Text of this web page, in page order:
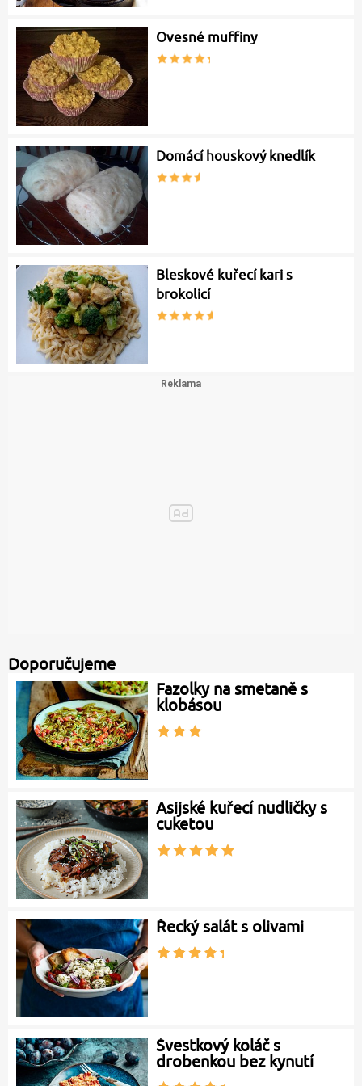
Ovesné muffiny
Domácí houskový knedlík
Bleskové kuřecí kari s
brokolicí
Doporučujeme
Fazolky na smetaně s
klobásou
Asijské kuřecí nudličky s
cuketou
Řecký salát s olivami
Švestkový koláč s
drobenkou bez kynutí